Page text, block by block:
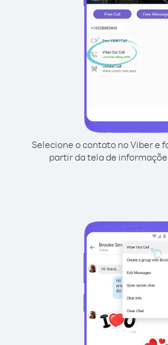
Selecione o contato no Viber e
partir da tela de